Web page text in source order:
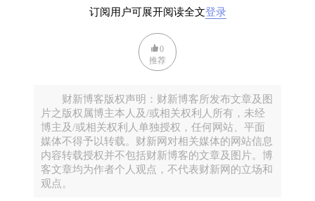
法而不是主义，指出编码知识的不足，客观知识，世
界3只是“理想状态”，以及在知识建构的过程中各种社
会因素的影响，三个世界不可分割；揭示意会知识并
其三，科学的边界变得模糊。在认识过程中，直觉的
地位越发重要，美学和艺术修养成为科学家必要的素
质；价值观念介入其间，伦理乃至宗教情怀，以及对
自然界的敬畏之心不可或缺。科学之真，宗教之善，
以及艺术之美正在打通彼此间的隔阂而趋于融合。与
此同时，认识与实践的界限也不再清晰可辨，走向知
订阅用户可展开阅读全文登录
0
推荐
财新博客版权声明：财新博客所发布文章及图
片之版权属博主本人及/或相关权利人所有，未经
博主及/或相关权利人单独授权，任何网站、平面
媒体不得予以转载。财新网对相关媒体的网站信息
内容转载授权并不包括财新博客的文章及图片。博
客文章均为作者个人观点，不代表财新网的立场和
观点。